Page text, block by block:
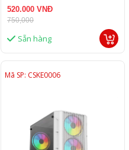
520.000 VNĐ
750,000
Sẵn hàng
Mã SP: CSKE0006